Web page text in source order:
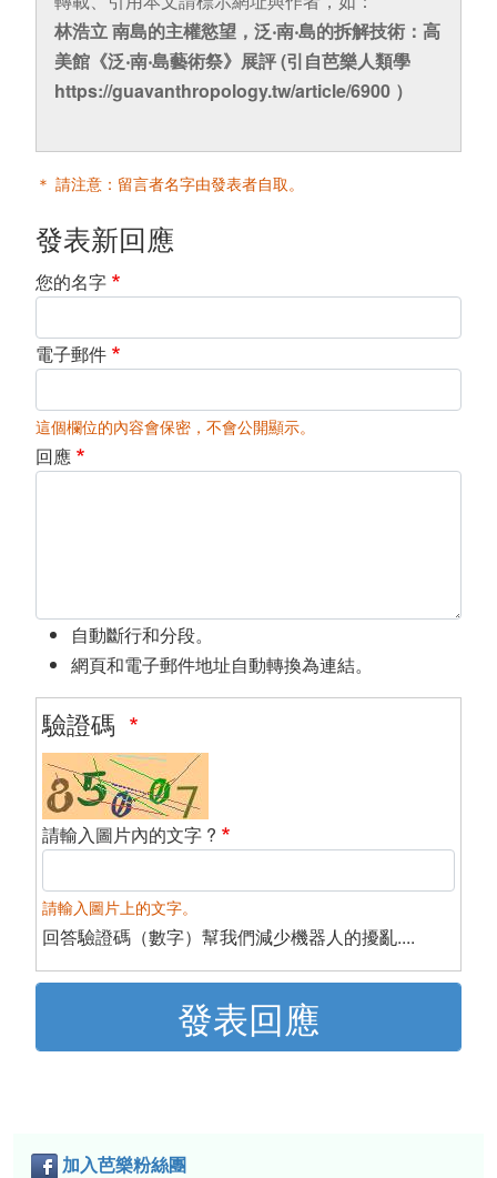
林浩立 南島的主權慾望，泛‧南‧島的拆解技術：高
美館《泛‧南‧島藝術祭》展評 (引自芭樂人類學
https://guavanthropology.tw/article/6900 ）
＊ 請注意：留言者名字由發表者自取。
發表新回應
您的名字
電子郵件
這個欄位的內容會保密，不會公開顯示。
回應
自動斷行和分段。
網頁和電子郵件地址自動轉換為連結。
驗證碼
請輸入圖片內的文字 ?
請輸入圖片上的文字。
回答驗證碼（數字）幫我們減少機器人的擾亂....
加入芭樂粉絲團